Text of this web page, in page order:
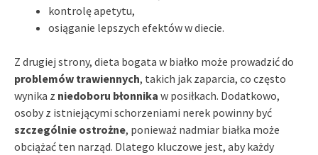
kontrolę apetytu,
osiąganie lepszych efektów w diecie.
Z drugiej strony, dieta bogata w białko może prowadzić do
problemów trawiennych, takich jak zaparcia, co często
wynika z niedoboru błonnika w posiłkach. Dodatkowo,
osoby z istniejącymi schorzeniami nerek powinny być
szczególnie ostrożne, ponieważ nadmiar białka może
obciążać ten narząd. Dlatego kluczowe jest, aby każdy